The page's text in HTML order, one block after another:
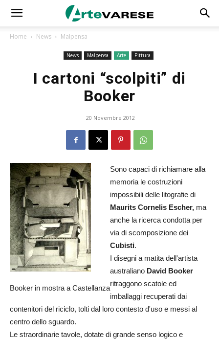
Home News Malpensa
News Malpensa Arte Pittura
I cartoni “scolpiti” di
Booker
20 Novembre 2012
Booker in mostra a Castellanza
Sono capaci di richiamare alla
memoria le costruzioni
impossibili delle litografie di
Maurits Cornelis Escher, ma
anche la ricerca condotta per
via di scomposizione dei
Cubisti.
I disegni a matita dell'artista
australiano David Booker
ritraggono scatole ed
imballaggi recuperati dai
contenitori del riciclo, tolti dal loro contesto d'uso e messi al
centro dello sguardo.
Le straordinarie tavole, dotate di grande senso logico e